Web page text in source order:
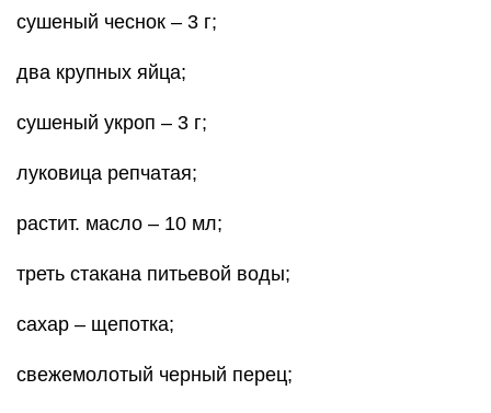
сушеный чеснок – 3 г;
два крупных яйца;
сушеный укроп – 3 г;
луковица репчатая;
растит. масло – 10 мл;
треть стакана питьевой воды;
сахар – щепотка;
свежемолотый черный перец;